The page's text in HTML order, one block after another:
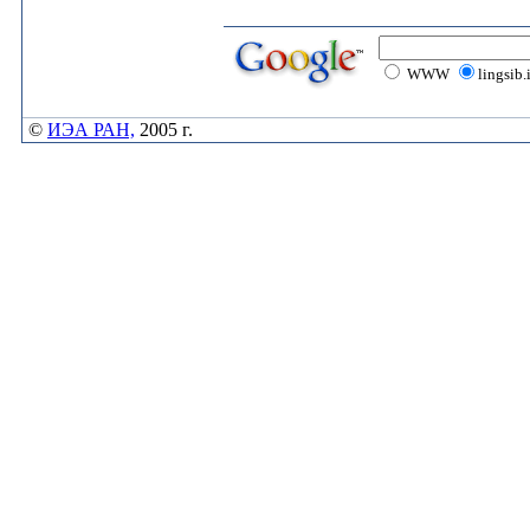
WWW
© ИЭА РАН, 2005 г.